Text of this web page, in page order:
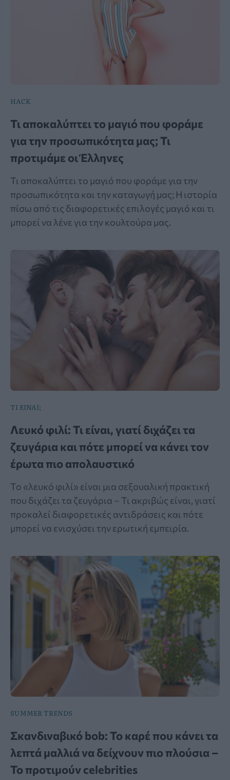
HACK
Τι αποκαλύπτει το μαγιό που φοράμε
για την προσωπικότητα μας; Τι
προτιμάμε οι Έλληνες
Τι αποκαλύπτει το μαγιό που φοράμε για την
προσωπικότητα και την καταγωγή μας; Η ιστορία
πίσω από τις διαφορετικές επιλογές μαγιό και τι
μπορεί να λένε για την κουλτούρα μας.
ΤΙ ΕΙΝΑΙ;
Λευκό φιλί: Τι είναι, γιατί διχάζει τα
ζευγάρια και πότε μπορεί να κάνει τον
έρωτα πιο απολαυστικό
Το «λευκό φιλί» είναι μια σεξουαλική πρακτική
που διχάζει τα ζευγάρια – Τι ακριβώς είναι, γιατί
προκαλεί διαφορετικές αντιδράσεις και πότε
μπορεί να ενισχύσει την ερωτική εμπειρία.
SUMMER TRENDS
Σκανδιναβικό bob: Το καρέ που κάνει τα
λεπτά μαλλιά να δείχνουν πιο πλούσια –
Το προτιμούν celebrities